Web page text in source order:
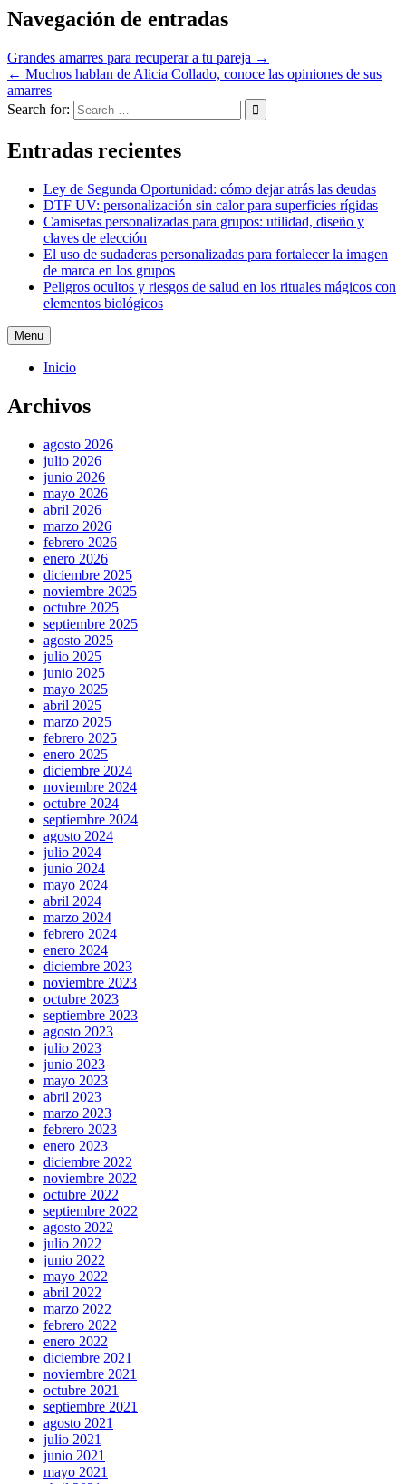
Navegación de entradas
Grandes amarres para recuperar a tu pareja →
← Muchos hablan de Alicia Collado, conoce las opiniones de sus
amarres
Search for:
Entradas recientes
Ley de Segunda Oportunidad: cómo dejar atrás las deudas
DTF UV: personalización sin calor para superficies rígidas
Camisetas personalizadas para grupos: utilidad, diseño y
claves de elección
El uso de sudaderas personalizadas para fortalecer la imagen
de marca en los grupos
Peligros ocultos y riesgos de salud en los rituales mágicos con
elementos biológicos
Menu
Inicio
Archivos
agosto 2026
julio 2026
junio 2026
mayo 2026
abril 2026
marzo 2026
febrero 2026
enero 2026
diciembre 2025
noviembre 2025
octubre 2025
septiembre 2025
agosto 2025
julio 2025
junio 2025
mayo 2025
abril 2025
marzo 2025
febrero 2025
enero 2025
diciembre 2024
noviembre 2024
octubre 2024
septiembre 2024
agosto 2024
julio 2024
junio 2024
mayo 2024
abril 2024
marzo 2024
febrero 2024
enero 2024
diciembre 2023
noviembre 2023
octubre 2023
septiembre 2023
agosto 2023
julio 2023
junio 2023
mayo 2023
abril 2023
marzo 2023
febrero 2023
enero 2023
diciembre 2022
noviembre 2022
octubre 2022
septiembre 2022
agosto 2022
julio 2022
junio 2022
mayo 2022
abril 2022
marzo 2022
febrero 2022
enero 2022
diciembre 2021
noviembre 2021
octubre 2021
septiembre 2021
agosto 2021
julio 2021
junio 2021
mayo 2021